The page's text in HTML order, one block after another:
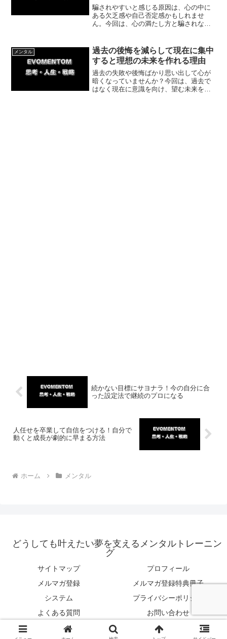
騙されやすいと感じる原因は、心の中に
ある欠乏感や自己否定感かもしれませ
ん。今回は、心の満たし方と騙されない
自分の人生の選択ができるようになりま
しょう。
メンタル
過去の後悔を減らして現在に集中
すると理想の未来を作れる理由
過去の失敗や後悔ばかり思い出して心が
暗くなっていませんか？今回は、過去で
はなく現在に意識を向け、望む未来を引
続かない目標にサヨナラ！今の自分に合
った設定法で継続のプロになる
人任せを卒業して自信をつける！自分で
動くと成長が劇的に早まる方法
ホーム メンタル
どうしても叶えたい夢を支えるメンタルトレーニン
グ
サイトマップ
プロフィール
メルマガ登録
メルマガ登録特典冊子
システム
プライバシーポリシー
よくある質問
お問い合わせ
© 2020 どうしても叶えたい夢を支えるメンタルトレーニング.